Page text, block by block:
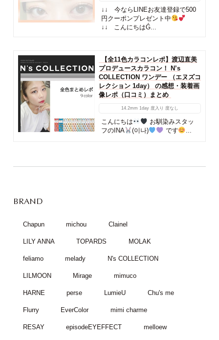
↓↓ 今ならLINEお友達登録で500
円クーポンプレゼント中
↓↓ こんにちはǴ...
【全11色カラコンレポ】渡辺直美
プロデュースカラコン！ N’s
COLLECTION ワンデー （エヌズコ
レクション 1day） の感想・装着画
像レポ（口コミ）まとめ
14.2mm 1day 度入り 度なし
こんにちは
お馴染みスタッ
フのINA
(이나) です ...
BRAND
Chapun michou Clainel
LILY ANNA TOPARDS MOLAK
feliamo melady N's COLLECTION
LILMOON Mirage mimuco
HARNE perse LumieU Chu's me
Flurry EverColor mimi charme
RESAY episodeEYEFFECT melloew